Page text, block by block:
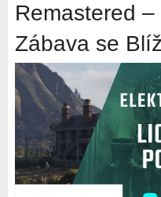
Remastered
Zábava se